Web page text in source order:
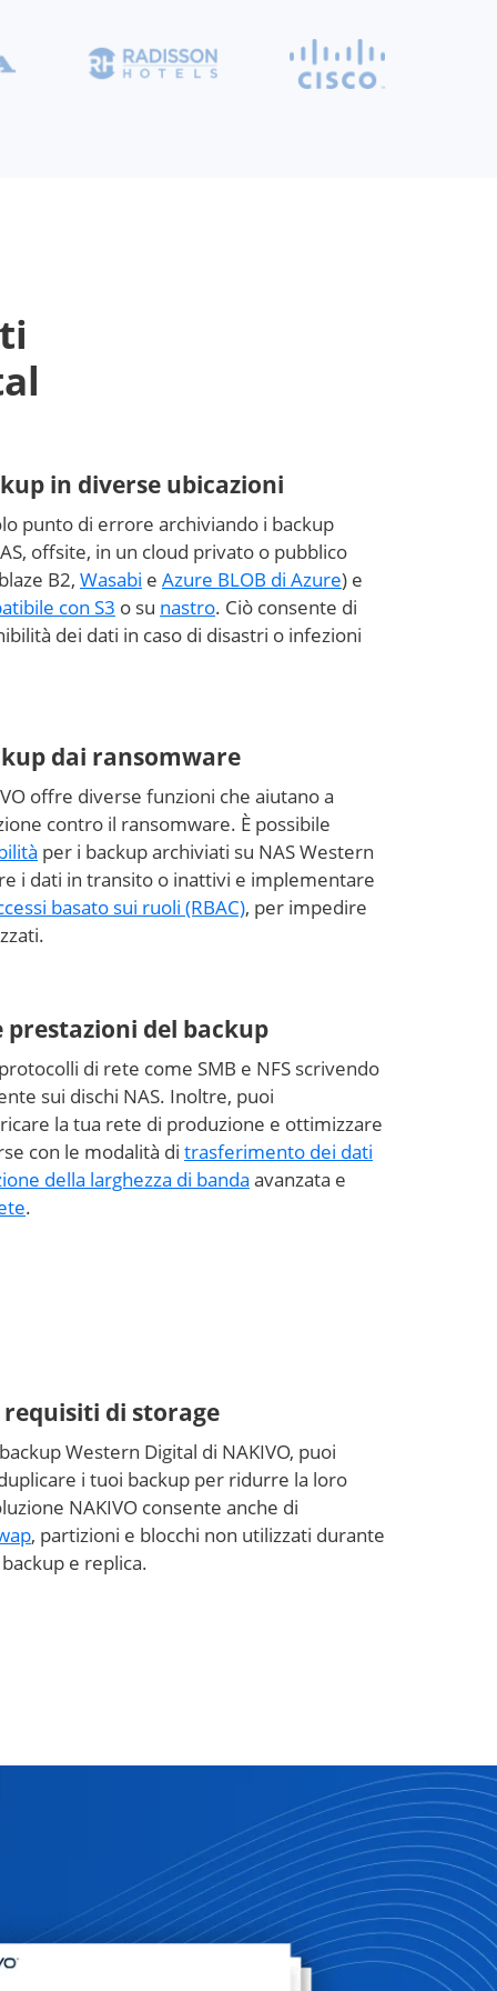
in diverse ubicazioni
punto di errore archiviando i backup
offsite, in un cloud privato o pubblico
B2, Wasabi e Azure BLOB di Azure) e
con S3 o su nastro. Ciò consente di
dei dati in caso di disastri o infezioni
dai ransomware
offre diverse funzioni che aiutano a
contro il ransomware. È possibile
per i backup archiviati su NAS Western
i dati in transito o inattivi e implementare
basato sui ruoli (RBAC), per impedire
del backup
di rete come SMB e NFS scrivendo
sui dischi NAS. Inoltre, puoi
la tua rete di produzione e ottimizzare
con le modalità di trasferimento dei dati
della larghezza di banda avanzata e
.
requisiti di storage
Western Digital di NAKIVO, puoi
i tuoi backup per ridurre la loro
NAKIVO consente anche di
, partizioni e blocchi non utilizzati durante
e replica.